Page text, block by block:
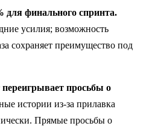
для финального спринта.
усилия; возможность
сохраняет преимущество под
просьбы о
истории из-за прилавка
Прямые просьбы о